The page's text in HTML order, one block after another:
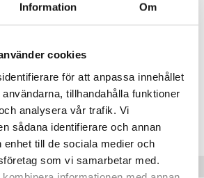
Information Om
cookies
för att anpassa innehållet
tillhandahålla funktioner
analysera vår trafik. Vi
sådana identifierare och annan
enhet till de sociala medier och
som vi samarbetar med.
Omnimin™, ett koncentrat
249 kr
produkter